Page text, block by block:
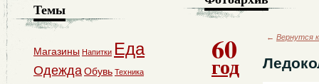
60
год
← Вернутся
Темы
Магазины Напитки Еда
ОдеждаОбувь Техника